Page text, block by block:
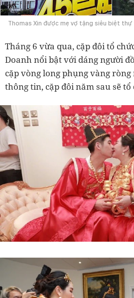
Thomas Xin được mẹ vợ tặng siêu biệt
Tháng 6 vừa qua, cặp đôi tổ
Doanh nổi bật với dáng người
cặp vòng long phụng vàng
thông tin, cặp đôi năm sau sẽ tổ